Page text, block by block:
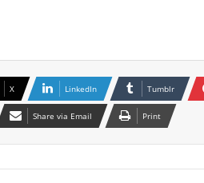
X LinkedIn Tumblr
Share via Email Print